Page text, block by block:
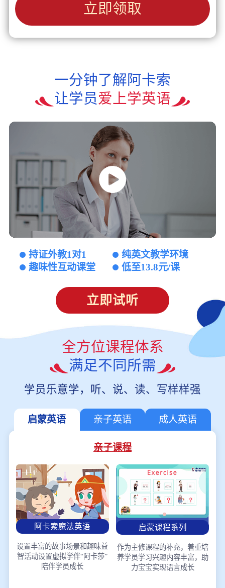
立即领取
一分钟了解阿卡索
让学员爱上学英语
持证外教1对1
纯英文教学环境
趣味性互动课堂
低至13.8元/课
立即试听
全方位课程体系
满足不同所需
学员乐意学，听、说、读、写样样强
启蒙英语 亲子英语 成人英语
亲子课程
阿卡索魔法英语
设置丰富的故事场景和趣味益
智活动设置虚拟学伴“阿卡莎”
陪伴学员成长
启蒙课程系列
作为主修课程的补充，着重培
养学员学习兴趣内容丰富，助
力宝宝实现语言成长